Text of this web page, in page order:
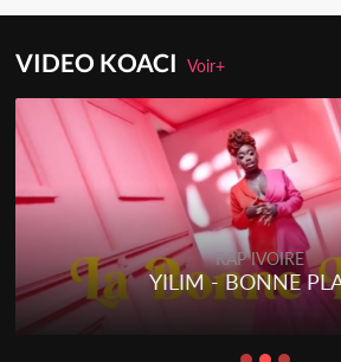
VIDEO KOACIVoir+
RAP IVOIRE
YILIM - BONNE